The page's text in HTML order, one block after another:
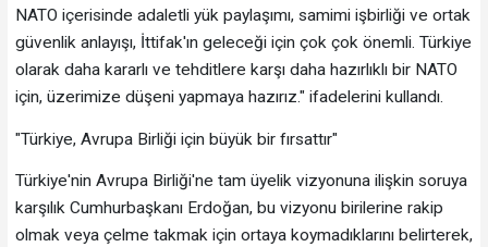
NATO içerisinde adaletli yük paylaşımı, samimi işbirliği ve ortak
güvenlik anlayışı, İttifak'ın geleceği için çok çok önemli. Türkiye
olarak daha kararlı ve tehditlere karşı daha hazırlıklı bir NATO
için, üzerimize düşeni yapmaya hazırız." ifadelerini kullandı.
"Türkiye, Avrupa Birliği için büyük bir fırsattır"
Türkiye'nin Avrupa Birliği'ne tam üyelik vizyonuna ilişkin soruya
karşılık Cumhurbaşkanı Erdoğan, bu vizyonu birilerine rakip
olmak veya çelme takmak için ortaya koymadıklarını belirterek,